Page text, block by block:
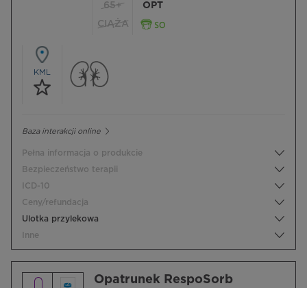
65+
CIĄŻA
OPT
KML
Baza interakcji online
Pełna informacja o produkcie
Bezpieczeństwo terapii
ICD-10
Ceny/refundacja
Ulotka przylekowa
Inne
Opatrunek RespoSorb